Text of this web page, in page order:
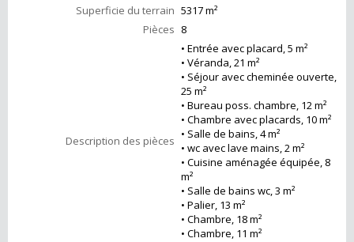
Superficie du terrain 5317 m²
Pièces 8
Description des pièces
• Entrée avec placard, 5 m²
• Véranda, 21 m²
• Séjour avec cheminée ouverte,
25 m²
• Bureau poss. chambre, 12 m²
• Chambre avec placards, 10 m²
• Salle de bains, 4 m²
• wc avec lave mains, 2 m²
• Cuisine aménagée équipée, 8
m²
• Salle de bains wc, 3 m²
• Palier, 13 m²
• Chambre, 18 m²
• Chambre, 11 m²